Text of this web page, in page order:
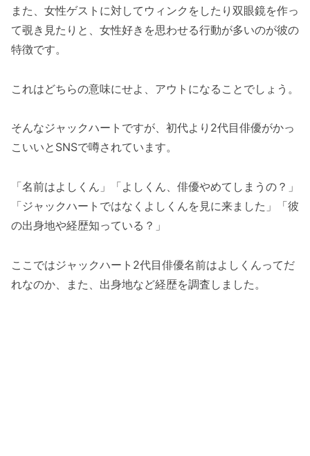
また、女性ゲストに対してウィンクをしたり双眼鏡を作っ
て覗き見たりと、女性好きを思わせる行動が多いのが彼の
特徴です。
これはどちらの意味にせよ、アウトになることでしょう。
そんなジャックハートですが、初代より2代目俳優がかっ
こいいとSNSで噂されています。
「名前はよしくん」「よしくん、俳優やめてしまうの？」
「ジャックハートではなくよしくんを見に来ました」「彼
の出身地や経歴知っている？」
ここではジャックハート2代目俳優名前はよしくんってだ
れなのか、また、出身地など経歴を調査しました。